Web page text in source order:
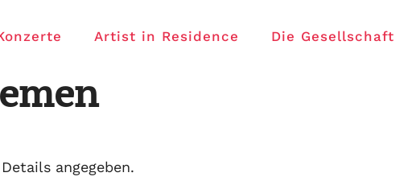
Artist in Residence Die Gesellschaft
angegeben.